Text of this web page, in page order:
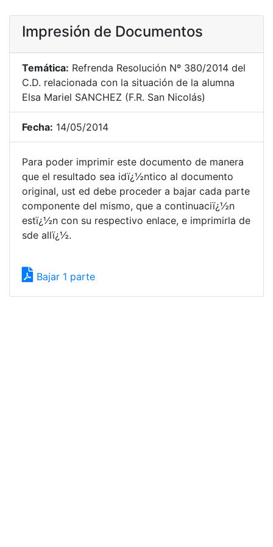
Impresión de Documentos
Temática: Refrenda Resolución Nº 380/2014 del
C.D. relacionada con la situación de la alumna
Elsa Mariel SANCHEZ (F.R. San Nicolás)
Fecha: 14/05/2014
Para poder imprimir este documento de manera
que el resultado sea idï¿½ntico al documento
original, ust ed debe proceder a bajar cada parte
componente del mismo, que a continuaciï¿½n
estï¿½n con su respectivo enlace, e imprimirla de
sde allï¿½.
Bajar 1 parte